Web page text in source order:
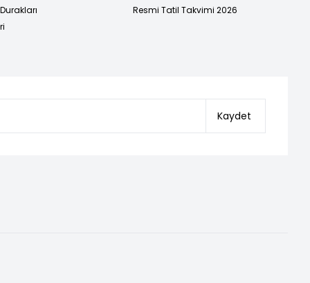
Resmi Tatil Takvimi 2026
Kaydet